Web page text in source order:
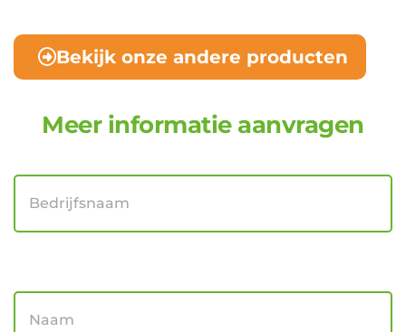
Bekijk onze andere producten
Meer informatie aanvragen